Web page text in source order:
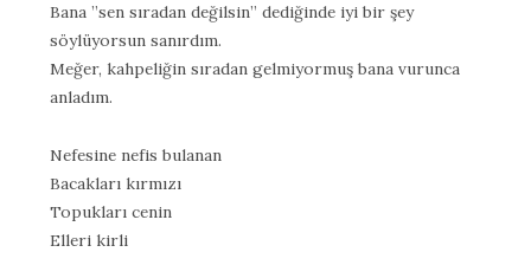
Bana ”sen sıradan değilsin” dediğinde iyi bir şey
söylüyorsun sanırdım.
Meğer, kahpeliğin sıradan gelmiyormuş bana vurunca
anladım.
Nefesine nefis bulanan
Bacakları kırmızı
Topukları cenin
Elleri kirli